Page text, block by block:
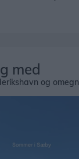
med
og omegn